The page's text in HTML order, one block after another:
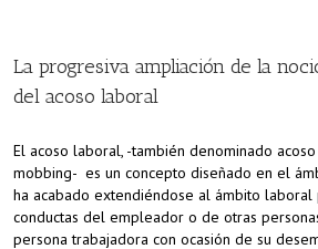
La progresiva ampliación de la
del acoso laboral
El acoso laboral, -también denominado
mobbing- es un concepto diseñado en el
ha acabado extendiéndose al ámbito laboral
conductas del empleador o de otras
persona trabajadora con ocasión de su